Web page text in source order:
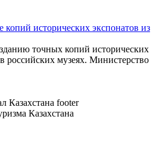
копий исторических экспонатов из
точных копий исторических
российских музеях. Министерство
Казахстана